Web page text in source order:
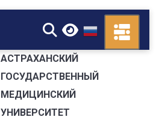
▼
АСТРАХАНСКИЙ
ГОСУДАРСТВЕННЫЙ
МЕДИЦИНСКИЙ
УНИВЕРСИТЕТ